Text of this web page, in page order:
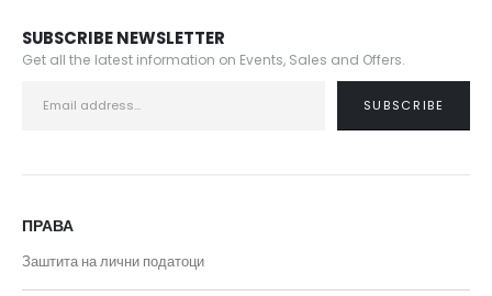
SUBSCRIBE NEWSLETTER
Get all the latest information on Events, Sales and Offers.
ПРАВА
Заштита на лични податоци